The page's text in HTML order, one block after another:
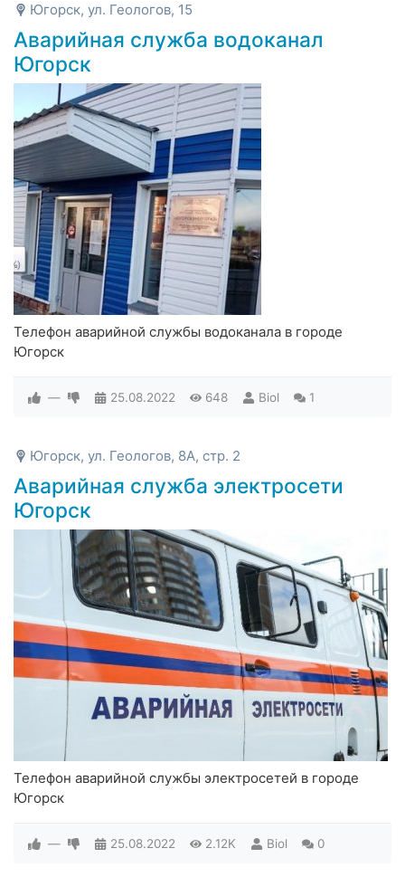
Югорск, ул. Геологов, 15
Аварийная служба водоканал
Югорск
Телефон аварийной службы водоканала в городе
Югорск
— 25.08.2022 648 Biol 1
Югорск, ул. Геологов, 8А, стр. 2
Аварийная служба электросети
Югорск
Телефон аварийной службы электросетей в городе
Югорск
— 25.08.2022 2.12K Biol 0